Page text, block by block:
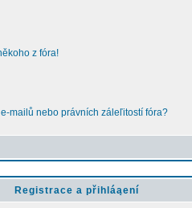
z fóra!
mailů nebo právních záleľitostí fóra?
Registrace a přihláąení